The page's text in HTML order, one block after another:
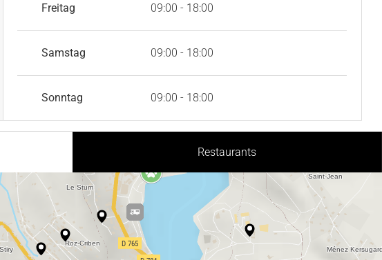
Freitag 09:00 - 18:00
Samstag 09:00 - 18:00
Sonntag 09:00 - 18:00
Restaurants